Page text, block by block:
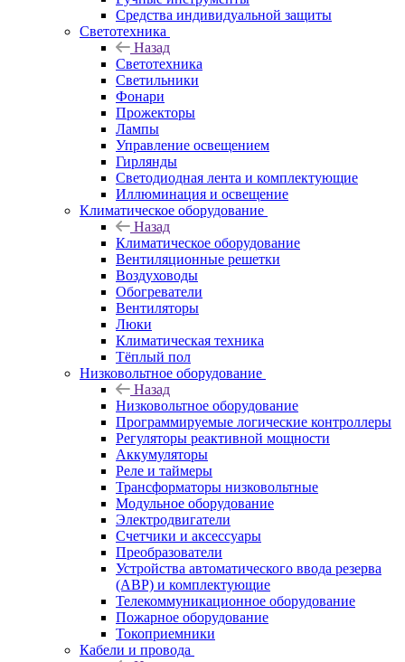
Средства индивидуальной защиты
Светотехника
Назад
Светотехника
Светильники
Фонари
Прожекторы
Лампы
Управление освещением
Гирлянды
Светодиодная лента и комплектующие
Иллюминация и освещение
Климатическое оборудование
Назад
Климатическое оборудование
Вентиляционные решетки
Воздуховоды
Обогреватели
Вентиляторы
Люки
Климатическая техника
Тёплый пол
Низковольтное оборудование
Назад
Низковольтное оборудование
Программируемые логические контроллеры
Регуляторы реактивной мощности
Аккумуляторы
Реле и таймеры
Трансформаторы низковольтные
Модульное оборудование
Электродвигатели
Счетчики и аксессуары
Преобразователи
Устройства автоматического ввода резерва
(АВР) и комплектующие
Телекоммуникационное оборудование
Пожарное оборудование
Токоприемники
Кабели и провода